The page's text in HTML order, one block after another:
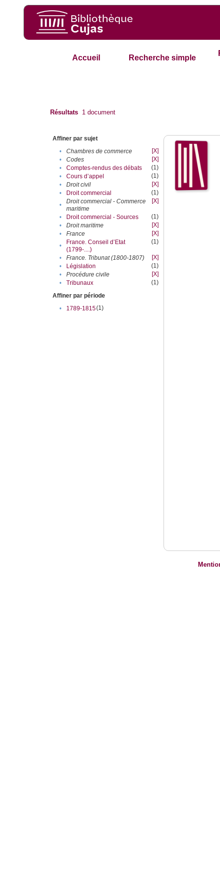
Accueil Recherche simple
Résultats 1 document
Affiner par sujet
•
Chambres de commerce
[X]
•
Codes
[X]
•
Comptes-rendus des débats
(1)
•
Cours d’appel
(1)
•
Droit civil
[X]
•
Droit commercial
(1)
•
Droit commercial - Commerce
maritime
[X]
• Droit commercial - Sources
(1)
•
Droit maritime
[X]
•
France
[X]
•
France. Conseil d’Etat
(1799-....)
(1)
• France. Tribunat (1800-1807)
[X]
•
Législation
(1)
•
Procédure civile
[X]
•
Tribunaux
(1)
Affiner par période
•
1789-1815(1)